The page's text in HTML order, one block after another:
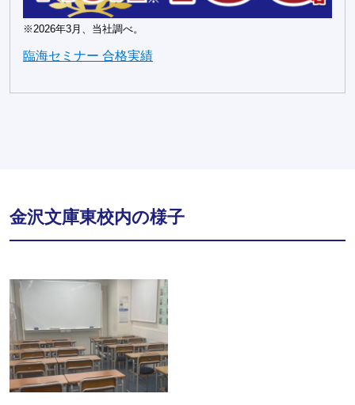
※2026年3月、当社調べ。
臨海セミナー 合格実績
金沢文庫東校内の様子